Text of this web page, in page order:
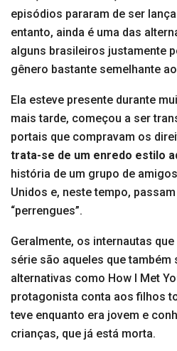
episódios pararam de ser
entanto, ainda é uma das
alguns brasileiros justamente
gênero bastante semelhante
Ela esteve presente durante
mais tarde, começou a ser
portais que compravam os
trata-se de um enredo estilo
história de um grupo de
Unidos e, neste tempo,
“perrengues”.
Geralmente, os internautas
série são aqueles que também
alternativas como How I Met
protagonista conta aos filhos
teve enquanto era jovem e
crianças, que já está morta.